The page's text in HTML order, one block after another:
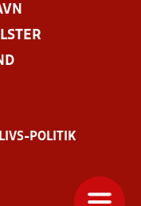
POLITIK